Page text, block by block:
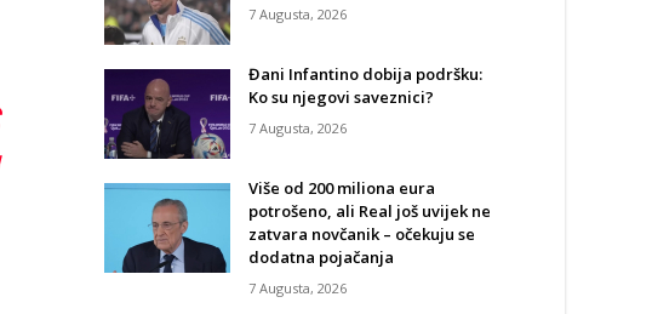
7 Augusta, 2026
Đani Infantino dobija podršku:
Ko su njegovi saveznici?
7 Augusta, 2026
Više od 200 miliona eura
potrošeno, ali Real još uvijek ne
zatvara novčanik – očekuju se
dodatna pojačanja
7 Augusta, 2026